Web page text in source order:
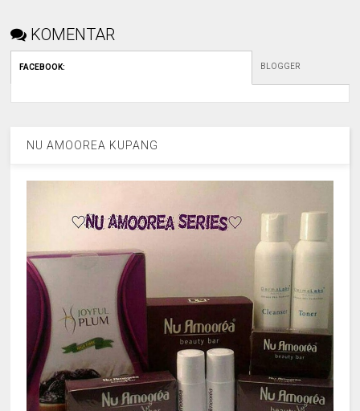
KOMENTAR
FACEBOOK: BLOGGER
NU AMOOREA KUPANG